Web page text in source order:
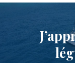
E
I
BLOG